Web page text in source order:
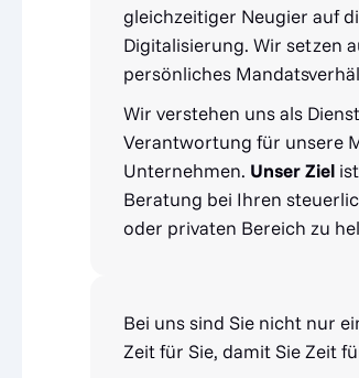
gleichzeitiger Neugier auf
Digitalisierung. Wir setzen
persönliches
Wir verstehen uns als
Verantwortung für unsere
Unternehmen. Unser Ziel
Beratung bei Ihren
oder privaten Bereich zu
Bei uns sind Sie nicht nur
Zeit für Sie, damit Sie Zeit